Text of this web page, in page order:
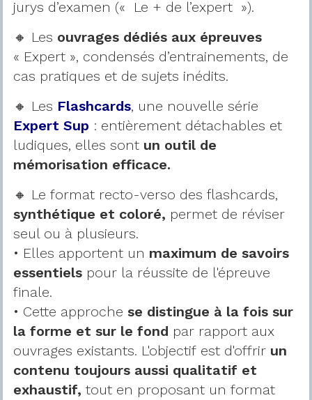
jurys d’examen (« Le + de l’expert »).
🔸 Les ouvrages dédiés aux épreuves
« Expert », condensés d’entrainements, de
cas pratiques et de sujets inédits.
🔸 Les Flashcards, une nouvelle série
Expert Sup : entièrement détachables et
ludiques, elles sont un outil de
mémorisation efficace.
🔸 Le format recto-verso des flashcards,
synthétique et coloré, permet de réviser
seul ou à plusieurs.
• Elles apportent un maximum de savoirs
essentiels pour la réussite de l'épreuve
finale.
• Cette approche se distingue à la fois sur
la forme et sur le fond par rapport aux
ouvrages existants. L'objectif est d'offrir un
contenu toujours aussi qualitatif et
exhaustif, tout en proposant un format